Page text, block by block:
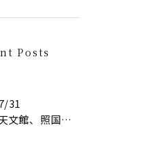
Posts
31
鹿児島市天文館、照国町のバー